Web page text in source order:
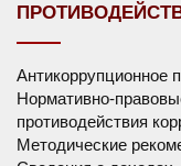
Антикоррупционное
Нормативно-
противодействия
Методические